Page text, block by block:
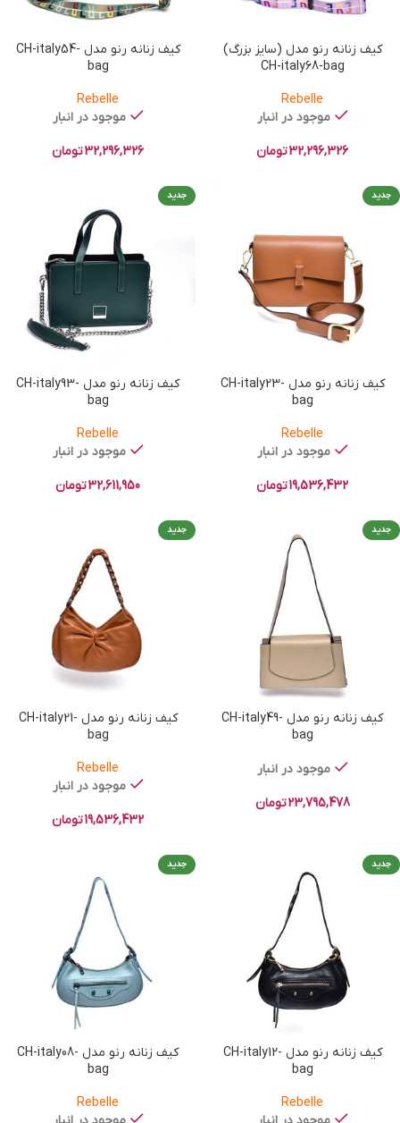
کیف زنانه رنو مدل (سایز بزرگ)
CH-italy68-bag
Rebelle
موجود در انبار
32,296,326تومان
کیف زنانه رنو مدل CH-italy54-
bag
Rebelle
موجود در انبار
32,296,326تومان
جدید
کیف زنانه رنو مدل CH-italy23-
bag
Rebelle
موجود در انبار
19,536,432تومان
جدید
کیف زنانه رنو مدل CH-italy93-
bag
Rebelle
موجود در انبار
32,611,950تومان
جدید
کیف زنانه رنو مدل CH-italy49-
bag
موجود در انبار
23,795,478تومان
جدید
کیف زنانه رنو مدل CH-italy21-
bag
Rebelle
موجود در انبار
19,536,432تومان
جدید
کیف زنانه رنو مدل CH-italy12-
bag
Rebelle
جدید
کیف زنانه رنو مدل CH-italy08-
bag
Rebelle